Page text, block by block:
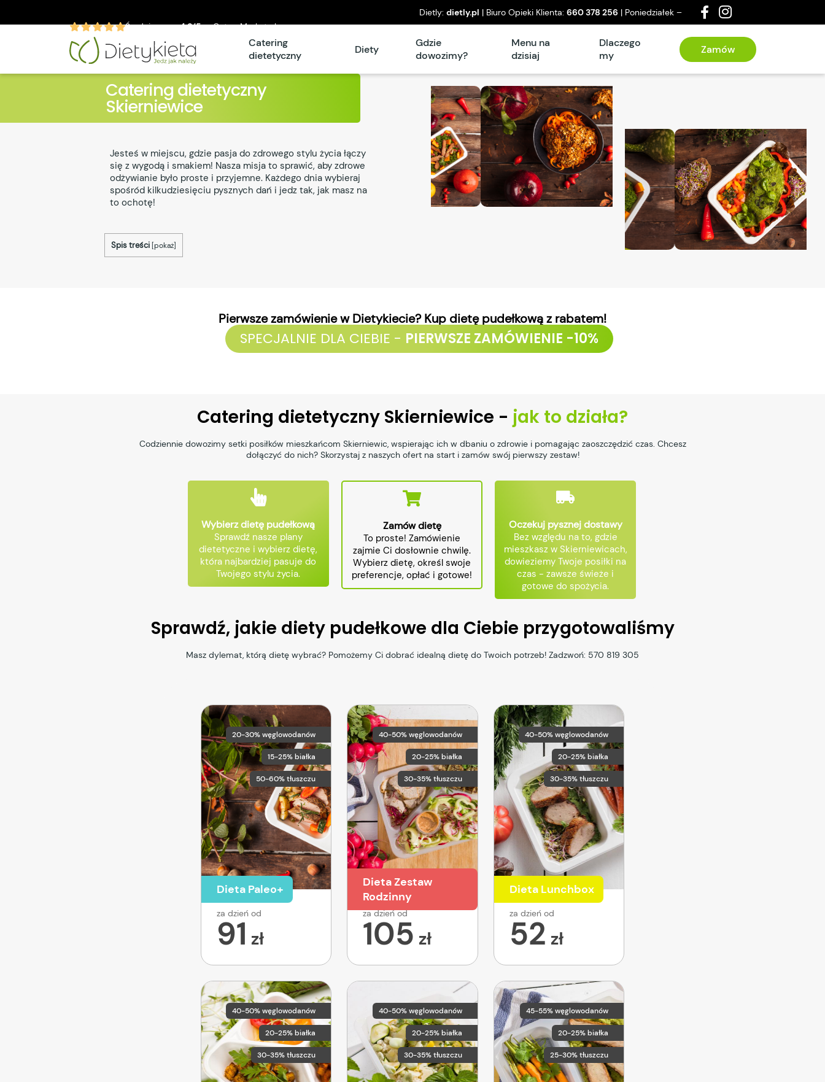
Średnia ocen4.9/5w CateroMarket.pl
Dietly: dietly.pl | Biuro Opieki Klienta: 660 378 256 | Poniedziałek –
piątek: 8°° – 16°°
Catering
dietetyczny
Diety
Gdzie
dowozimy?
Menu na
dzisiaj
Dlaczego
my
Zamów
Catering dietetyczny
Skierniewice
Jesteś w miejscu, gdzie pasja do zdrowego stylu życia łączy
się z wygodą i smakiem! Nasza misja to sprawić, aby zdrowe
odżywianie było proste i przyjemne. Każdego dnia wybieraj
spośród kilkudziesięciu pysznych dań i jedz tak, jak masz na
to ochotę!
Spis treści [pokaż]
Pierwsze zamówienie w Dietykiecie? Kup dietę pudełkową z rabatem!
SPECJALNIE DLA CIEBIE - PIERWSZE ZAMÓWIENIE -10%
Catering dietetyczny Skierniewice - jak to działa?
Codziennie dowozimy setki posiłków mieszkańcom Skierniewic, wspierając ich w dbaniu o zdrowie i pomagając zaoszczędzić czas. Chcesz
dołączyć do nich? Skorzystaj z naszych ofert na start i zamów swój pierwszy zestaw!
Wybierz dietę pudełkową
Sprawdź nasze plany
dietetyczne i wybierz dietę,
która najbardziej pasuje do
Twojego stylu życia.
Zamów dietę
To proste! Zamówienie
zajmie Ci dosłownie chwilę.
Wybierz dietę, określ swoje
preferencje, opłać i gotowe!
Oczekuj pysznej dostawy
Bez względu na to, gdzie
mieszkasz w Skierniewicach,
dowieziemy Twoje posiłki na
czas - zawsze świeże i
gotowe do spożycia.
Sprawdź, jakie diety pudełkowe dla Ciebie przygotowaliśmy
Masz dylemat, którą dietę wybrać? Pomożemy Ci dobrać idealną dietę do Twoich potrzeb! Zadzwoń: 570 819 305
20-30% węglowodanów
15-25% białka
50-60% tłuszczu
Dieta Paleo+
za dzień od
91 zł
40-50% węglowodanów
20-25% białka
30-35% tłuszczu
Dieta Zestaw
Rodzinny
za dzień od
105 zł
40-50% węglowodanów
20-25% białka
30-35% tłuszczu
Dieta Lunchbox
za dzień od
52 zł
40-50% węglowodanów
20-25% białka
30-35% tłuszczu
40-50% węglowodanów
20-25% białka
30-35% tłuszczu
45-55% węglowodanów
20-25% białka
25-30% tłuszczu